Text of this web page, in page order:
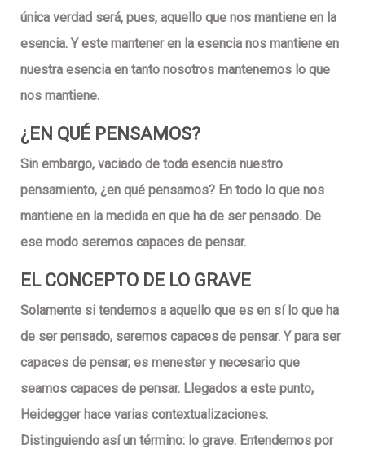
única verdad será, pues, aquello que nos mantiene en la
esencia. Y este mantener en la esencia nos mantiene en
nuestra esencia en tanto nosotros mantenemos lo que
nos mantiene.
¿EN QUÉ PENSAMOS?
Sin embargo, vaciado de toda esencia nuestro
pensamiento, ¿en qué pensamos? En todo lo que nos
mantiene en la medida en que ha de ser pensado. De
ese modo seremos capaces de pensar.
EL CONCEPTO DE LO GRAVE
Solamente si tendemos a aquello que es en sí lo que ha
de ser pensado, seremos capaces de pensar. Y para ser
capaces de pensar, es menester y necesario que
seamos capaces de pensar. Llegados a este punto,
Heidegger hace varias contextualizaciones.
Distinguiendo así un término: lo grave. Entendemos por